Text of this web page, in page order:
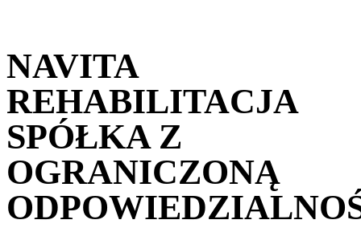
NAVITA
REHABILITACJA
SPÓŁKA Z
OGRANICZONĄ